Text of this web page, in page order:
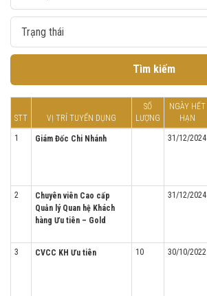
Tìm kiếm
STT VỊ TRÍ TUYỂN DỤNG
SỐ
LƯỢNG
NGÀY HẾT
HẠN
1 Giám Đốc Chi Nhánh 31/12/2024
2
Chuyên viên Cao cấp
Quản lý Quan hệ Khách
hàng Ưu tiên – Gold
31/12/2024
3 CVCC KH Ưu tiên 10 30/10/2022